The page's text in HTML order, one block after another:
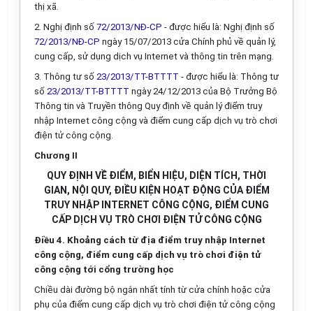
thị xã.
2. Nghị định số 72/2013/NĐ-CP - được hiểu là: Nghị định số
72/2013/NĐ-CP ngày 15/07/2013 cửa Chính phủ về quản lý,
cung cấp, sử dụng dịch vụ Internet và thông tin trên mạng.
3. Thông tư số 23/2013/TT-BTTTT - được hiểu là: Thông tư
số 23/2013/TT-BTTTT ngày24/12/2013 của Bộ Trưởng Bộ
Thông tin và Truyền thông Quy định về quản lý điểm truy
nhập Internet công cộng và điểm cung cấp dịch vụ trò chơi
điện tử công cộng.
Chương II
QUY ĐỊNH VỀ ĐIỂM, BIỂN HIỆU, DIỆN TÍCH, THỜI
GIAN, NỘI QUY, ĐIỀU KIỆN HOẠT ĐỘNG CỦA ĐIỂM
TRUY NHẬP INTERNET CÔNG CỘNG, ĐIỂM CUNG
CẤP DỊCH VỤ TRÒ CHƠI ĐIỆN TỬ CÔNG CỘNG
Điều 4. Khoảng cách từ địa điểm truy nhập Internet
công cộng, điểm cung cấp dịch vụ trò chơi điện tử
công cộng tới cổng trường học
Chiều dài đường bộ ngắn nhất tính từ cửa chính hoặc cửa
phụ của điểm cung cấp dịch vụ trò chơi điện tử công cộng